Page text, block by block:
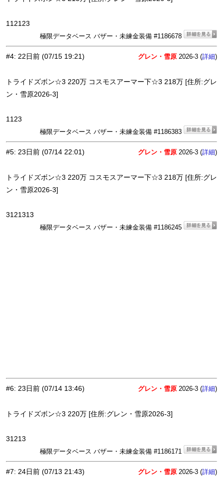
112123
極限データベース バザー・未練金装備 #1186678
#4: 22日前 (07/15 19:21) グレン・雪原 2026-3 (詳細)
トライドズボン☆3 220万 コスモスアーマー下☆3 218万 [住所:グレ
ン・雪原2026-3]
1123
極限データベース バザー・未練金装備 #1186383
#5: 23日前 (07/14 22:01) グレン・雪原 2026-3 (詳細)
トライドズボン☆3 220万 コスモスアーマー下☆3 218万 [住所:グレ
ン・雪原2026-3]
3121313
極限データベース バザー・未練金装備 #1186245
#6: 23日前 (07/14 13:46) グレン・雪原 2026-3 (詳細)
トライドズボン☆3 220万 [住所:グレン・雪原2026-3]
31213
極限データベース バザー・未練金装備 #1186171
#7: 24日前 (07/13 21:43) グレン・雪原 2026-3 (詳細)